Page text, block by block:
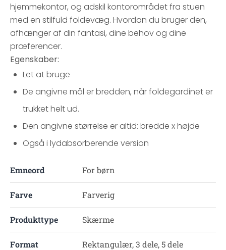
hjemmekontor, og adskil kontorområdet fra stuen
med en stilfuld foldevæg. Hvordan du bruger den,
afhænger af din fantasi, dine behov og dine
præferencer.
Egenskaber:
Let at bruge
De angivne mål er bredden, når foldegardinet er
trukket helt ud.
Den angivne størrelse er altid: bredde x højde
Også i lydabsorberende version
Emneord For børn
Farve Farverig
Produkttype Skærme
Format Rektangulær, 3 dele, 5 dele